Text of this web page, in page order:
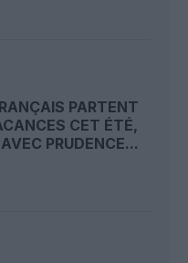
PARTENT
CET ÉTÉ,
PRUDENCE...